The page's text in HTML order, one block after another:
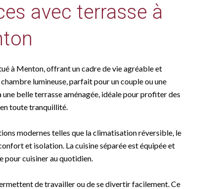
avec terrasse à
à Menton, offrant un cadre de vie agréable et
lumineuse, parfait pour un couple ou une
une belle terrasse aménagée, idéale pour profiter des
toute tranquillité.
modernes telles que la climatisation réversible, le
et isolation. La cuisine séparée est équipée et
pour cuisiner au quotidien.
de travailler ou de se divertir facilement. Ce